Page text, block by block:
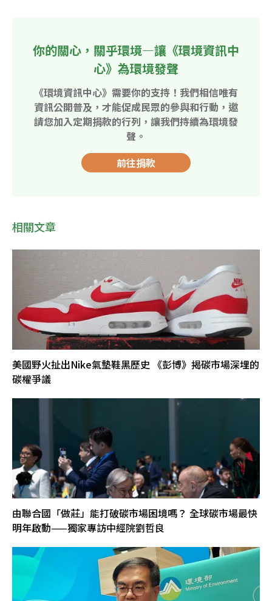
你的關心，關乎環境—讓《環境資訊中
心》為環境發聲
《環境資訊中心》需要你的支持！我們相信唯有
資訊公開普及，才能促成民眾的參與和行動，邀
請您加入定期捐款的行列，讓我們持續為環境發
聲。
前往捐款
相關文章
美國野火扯出Nike氣墊鞋黑歷史 《彭博》揭碳市場深埋的
碳權爭議
由聯合國「做莊」能打破碳市場困境嗎？ 全球碳市場最快
明年啟動——獨家專訪中經院劉哲良